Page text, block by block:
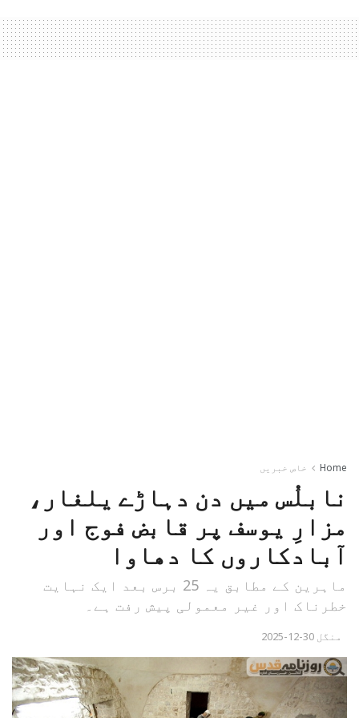
Home خاص خبریں
نابلُس میں دن دہاڑے یلغار،
مزارِ یوسف پر قابض فوج اور
آبادکاروں کا دھاوا
ماہرین کے مطابق یہ 25 برس بعد ایک نہایت
خطرناک اور غیر معمولی پیش رفت ہے۔
منگل 30-12-2025